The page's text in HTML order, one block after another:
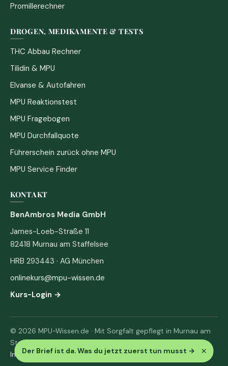
Der Brief ist da. Was du jetzt zuerst tun musst → ×
Promillerechner
DROGEN, MEDIKAMENTE & TESTS
THC Abbau Rechner
Tilidin & MPU
Elvanse & Autofahren
MPU Reaktionstest
MPU Fragebogen
MPU Durchfallquote
Führerschein zurück ohne MPU
MPU Service Finder
KONTAKT
BenAmbros Media GmbH
James-Loeb-Straße 11
82418 Murnau am Staffelsee
HRB 293443 · AG München
onlinekurs@mpu-wissen.de
Kurs-Login →
© 2026 MPU-Wissen.de · Mit Sorgfalt gepflegt in Murnau am
Staffelsee
Impressum· Datenschutz & AGB